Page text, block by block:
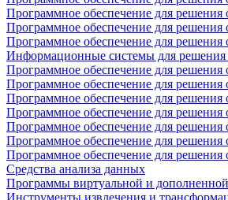
Программное обеспечение для решения
Программное обеспечение для решения
Программное обеспечение для решения
Информационные системы для решения
Программное обеспечение для решения
Программное обеспечение для решения
Программное обеспечение для решения
Программное обеспечение для решения
Программное обеспечение для решения
Программное обеспечение для решения
Программное обеспечение для решения
Средства анализа данных
Программы виртуальной и дополненной
Инструменты извлечения и